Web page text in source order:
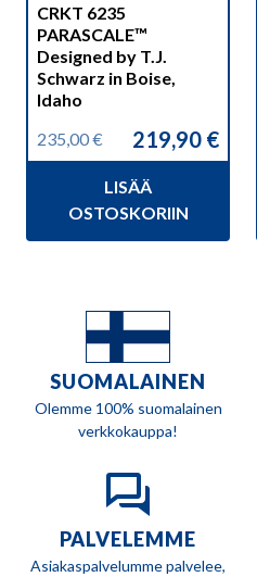
CRKT 6235
PARASCALE™
Designed by T.J.
Schwarz in Boise,
Idaho
235,00€
Alkuperäinen
hinta
235,00 €.
219,90 €
Nykyinen
hinta
219,90 €.
LISÄÄ
OSTOSKORIIN
SUOMALAINEN
Olemme 100% suomalainen
verkkokauppa!
PALVELEMME
Asiakaspalvelumme palvelee,